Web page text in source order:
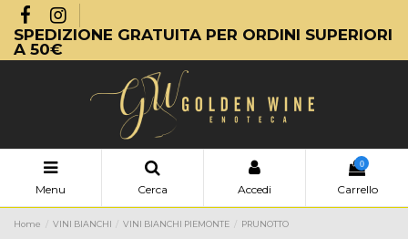
SPEDIZIONE GRATUITA PER ORDINI SUPERIORI
A 50€
Menu Cerca Accedi
0
Carrello
Home VINI BIANCHI VINI BIANCHI PIEMONTE PRUNOTTO